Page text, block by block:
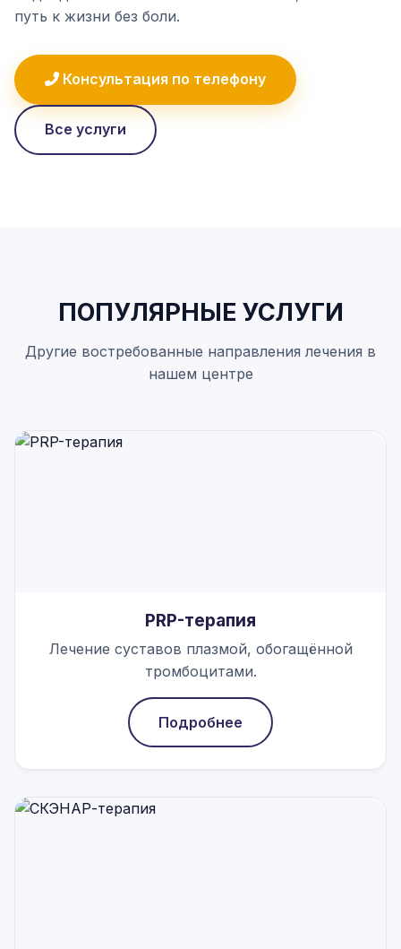
путь к жизни без боли.
Консультация по телефону
Все услуги
ПОПУЛЯРНЫЕ УСЛУГИ
Другие востребованные направления лечения в
нашем центре
PRP-терапия
Лечение суставов плазмой, обогащённой
тромбоцитами.
Подробнее